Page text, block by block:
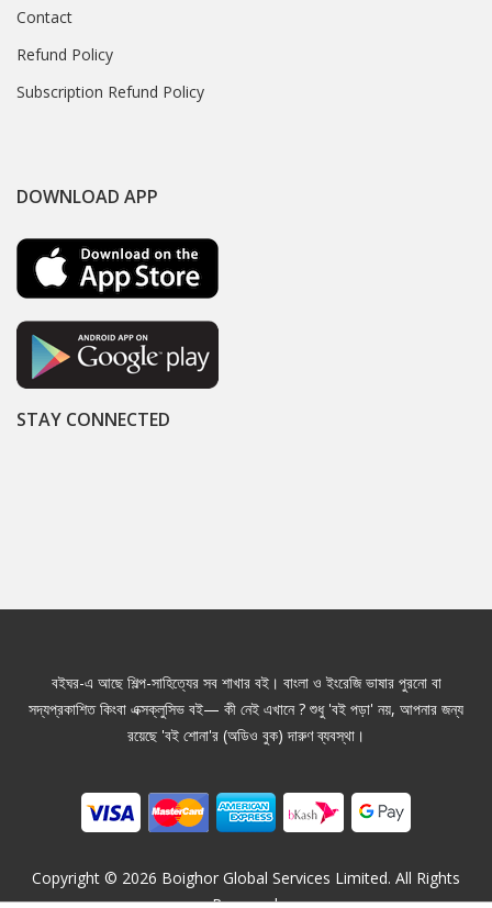
Contact
Refund Policy
Subscription Refund Policy
DOWNLOAD APP
STAY CONNECTED
বইঘর-এ আছে শিল্প-সাহিত্যের সব শাখার বই। বাংলা ও ইংরেজি ভাষার পুরনো বা
সদ্যপ্রকাশিত কিংবা এক্সক্লুসিভ বই— কী নেই এখানে ? শুধু 'বই পড়া' নয়, আপনার জন্য
রয়েছে 'বই শোনা'র (অডিও বুক) দারুণ ব্যবস্থা।
Copyright © 2026 Boighor Global Services Limited. All Rights